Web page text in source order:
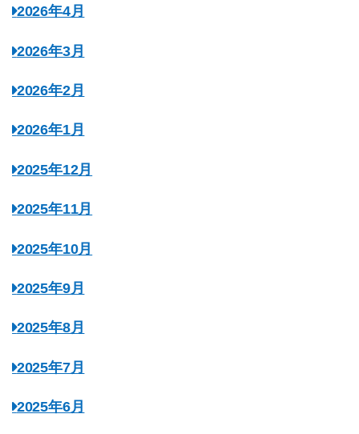
2026年4月
2026年3月
2026年2月
2026年1月
2025年12月
2025年11月
2025年10月
2025年9月
2025年8月
2025年7月
2025年6月